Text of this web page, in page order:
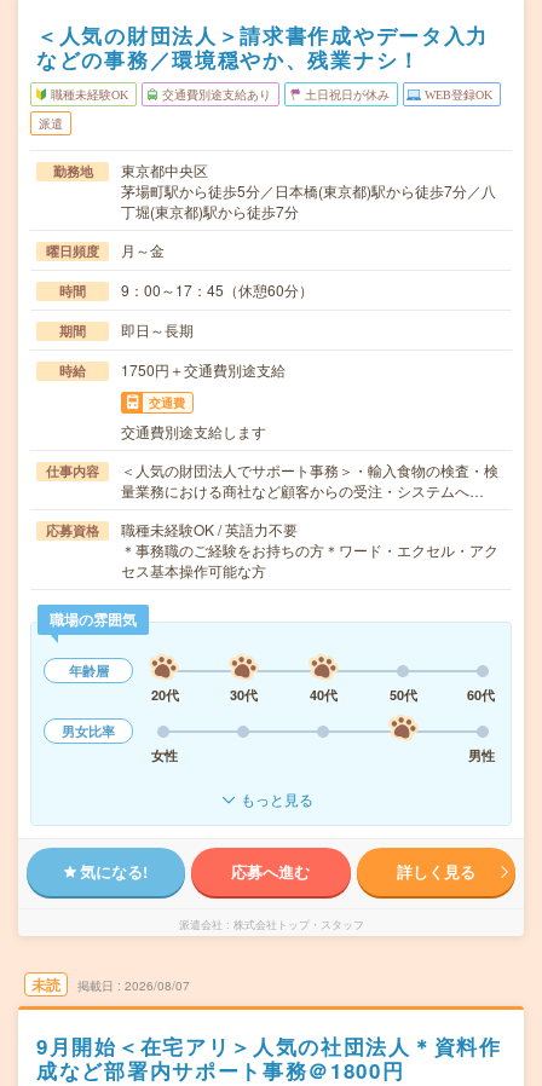
＜人気の財団法人＞請求書作成やデータ入力
などの事務／環境穏やか、残業ナシ！
職種未経験OK 交通費別途支給あり 土日祝日が休み WEB登録OK
派遣
勤務地
東京都中央区
茅場町駅から徒歩5分／日本橋(東京都)駅から徒歩7分／八
丁堀(東京都)駅から徒歩7分
曜日頻度 月～金
時間 9：00～17：45（休憩60分）
期間 即日～長期
時給 1750円＋交通費別途支給
交通費
交通費別途支給します
仕事内容
＜人気の財団法人でサポート事務＞・輸入食物の検査・検
量業務における商社など顧客からの受注・システムへ…
応募資格
職種未経験OK / 英語力不要
＊事務職のご経験をお持ちの方＊ワード・エクセル・アク
セス基本操作可能な方
職場の雰囲気
年齢層
20代
30代 40代 50代
60代
男女比率
女性
男性
もっと見る
気になる! 応募へ進む 詳しく見る
派遣会社 株式会社トップ・スタッフ
未読 掲載日 2026/08/07
9月開始＜在宅アリ＞人気の社団法人＊資料作
成など部署内サポート事務＠1800円